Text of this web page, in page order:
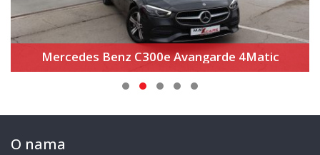
4Matic Audi A5 35 TFSi
O nama